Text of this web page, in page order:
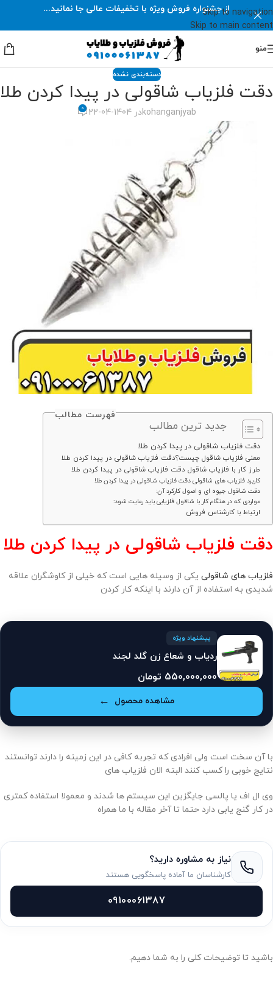
Skip to navigation
Skip to main content
از جشنواره فروش ویژه با تخفیفات عالی جا نمانید...
منو
دسته‌بندی نشده
دقت فلزیاب شاقولی در پیدا کردن طلا
kohanganjyabدر 1404-04-22 0
فهرست مطالب
جدید ترین مطالب
دقت فلزیاب شاقولی در پیدا کردن طلا
معنی فلزیاب شاقول چیست؟دقت فلزیاب شاقولی در پیدا کردن طلا
طرز کار با فلزیاب شاقول دقت فلزیاب شاقولی در پیدا کردن طلا
کاربرد فلزیاب های شاقولی دقت فلزیاب شاقولی در پیدا کردن طلا
دقت شاقول جیوه ای و اصول کارکرد آن:
مواردی که در هنگام کار با شاقول فلزیابی باید رعایت شود:
ارتباط با کارشناس فروش
دقت فلزیاب شاقولی در پیدا کردن طلا
فلزیاب های شاقولی یکی از وسیله هایی است که خیلی از کاوشگران علاقه
شدیدی به استفاده از آن دارند با اینکه کار کردن
پیشنهاد ویژه
ردیاب و شعاع زن گلد لجند
550,000,000 تومان
مشاهده محصول
با آن سخت است ولی افرادی که تجربه کافی در این زمینه را دارند توانستند
نتایج خوبی را کسب کنند البته الان فلزیاب های
وی ال اف یا پالسی جایگزین این سیستم ها شدند و معمولا استفاده کمتری
در کار گنج یابی دارد حتما تا آخر مقاله با ما همراه
نیاز به مشاوره دارید؟
کارشناسان ما آماده پاسخگویی هستند
09100061387
باشید تا توضیحات کلی را به شما دهیم.